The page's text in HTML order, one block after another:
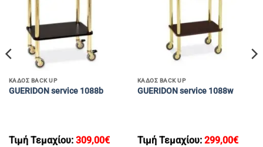
ΚΑΔΟΣ BACK UP
GUERIDON service 1088b
Τιμή Τεμαχίου: 309,00€
ΚΑΔΟΣ BACK UP
GUERIDON service 1088w
Τιμή Τεμαχίου: 299,00€